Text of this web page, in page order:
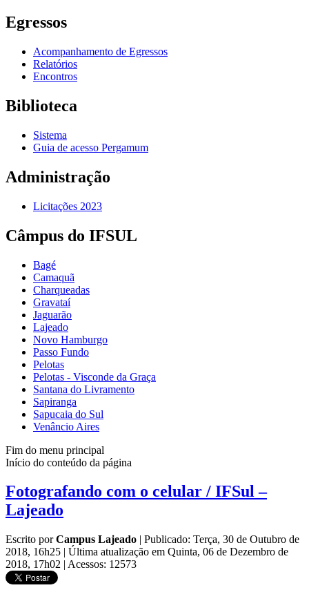
Egressos
Acompanhamento de Egressos
Relatórios
Encontros
Biblioteca
Sistema
Guia de acesso Pergamum
Administração
Licitações 2023
Câmpus do IFSUL
Bagé
Camaquã
Charqueadas
Gravataí
Jaguarão
Lajeado
Novo Hamburgo
Passo Fundo
Pelotas
Pelotas - Visconde da Graça
Santana do Livramento
Sapiranga
Sapucaia do Sul
Venâncio Aires
Fim do menu principal
Início do conteúdo da página
Fotografando com o celular / IFSul –
Lajeado
Escrito porCampus Lajeado | Publicado: Terça, 30 de Outubro de
2018, 16h25 | Última atualização em Quinta, 06 de Dezembro de
2018, 17h02 | Acessos: 12573